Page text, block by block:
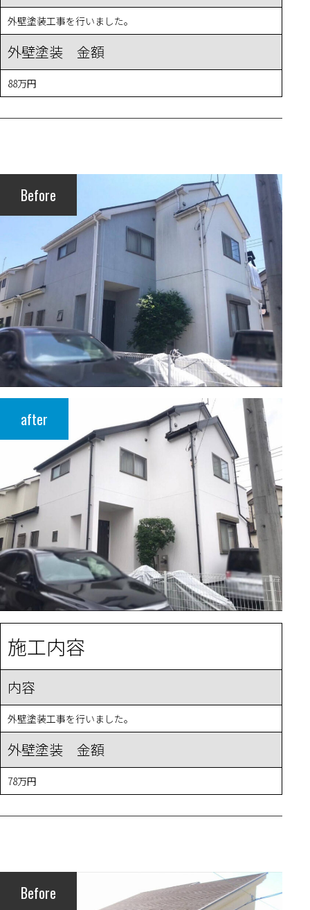
外壁塗装工事を行いました。
外壁塗装 金額
88万円
Before
after
施工内容
内容
外壁塗装工事を行いました。
外壁塗装 金額
78万円
Before